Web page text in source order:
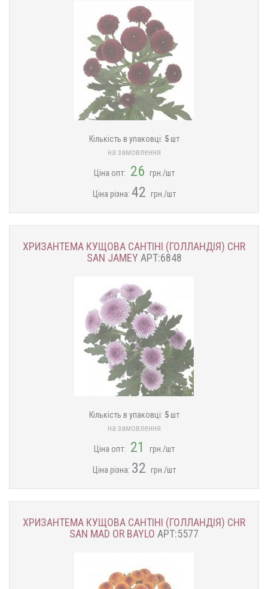
Кількість в упаковці: 5шт
на замовлення
Ціна опт: 26 грн./шт
Ціна різна: 42 грн./шт
ХРИЗАНТЕМА КУЩОВА САНТІНІ (ГОЛЛАНДІЯ) CHR
SAN JAMEY АРТ:6848
Кількість в упаковці: 5шт
на замовлення
Ціна опт: 21 грн./шт
Ціна різна: 32 грн./шт
ХРИЗАНТЕМА КУЩОВА САНТІНІ (ГОЛЛАНДІЯ) CHR
SAN MAD OR BAYLO АРТ:5577